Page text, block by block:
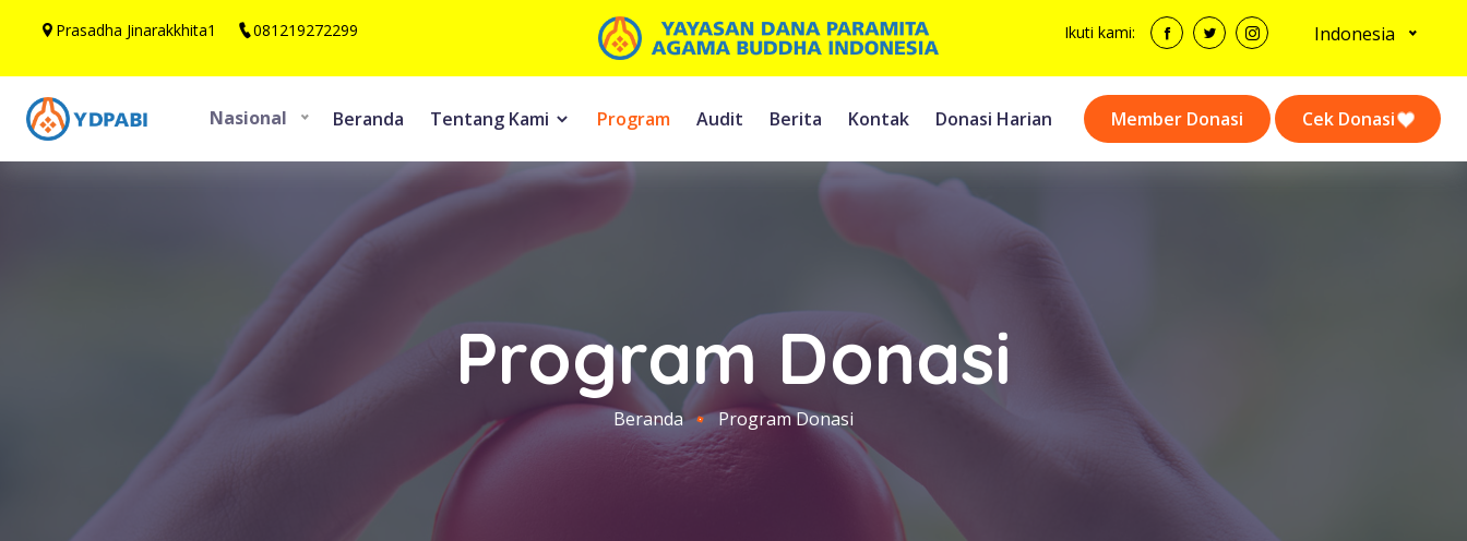
Prasadha Jinarakkhita1 081219272299 Ikuti kami: Indonesia
Nasional Beranda Tentang Kami Program Audit Berita Kontak Donasi Harian Member Donasi Cek Donasi
Program Donasi
Beranda Program Donasi